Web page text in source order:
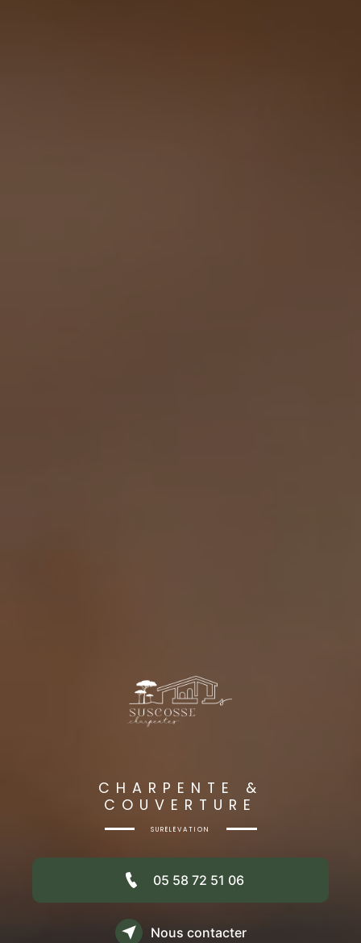
CHARPENTE &
COUVERTURE
SURÉLÉVATION
05 58 72 51 06
Nous contacter